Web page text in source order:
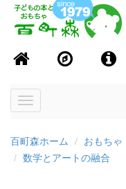
Toggle
百町森ホーム おもちゃ
数学とアートの融合